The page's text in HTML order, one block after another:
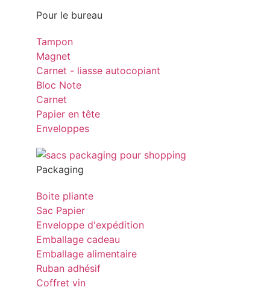
Pour le bureau
Tampon
Magnet
Carnet - liasse autocopiant
Bloc Note
Carnet
Papier en tête
Enveloppes
Packaging
Boite pliante
Sac Papier
Enveloppe d'expédition
Emballage cadeau
Emballage alimentaire
Ruban adhésif
Coffret vin